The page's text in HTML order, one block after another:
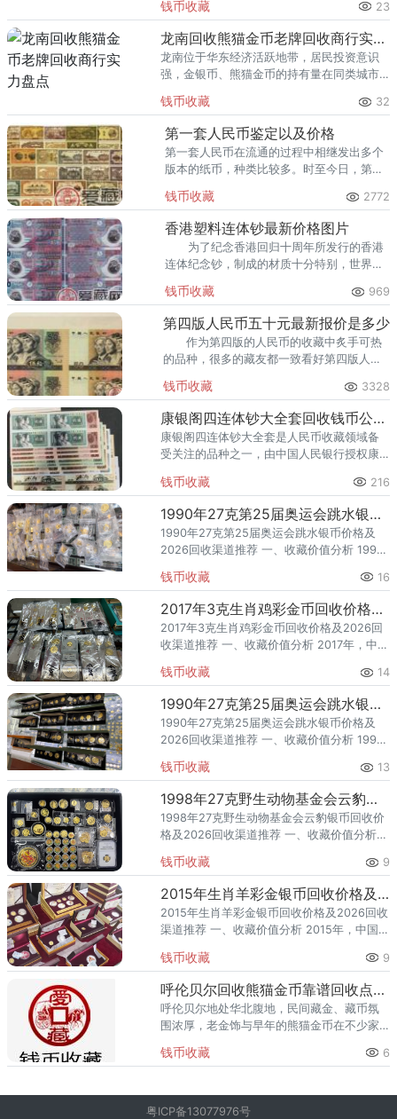
熊猫金币的需求就明显升温，但鱼龙混杂的
回收渠道里，能精准识别版别溢
钱币收藏 23
龙南回收熊猫金币老牌回收商行实力盘点
龙南位于华东经济活跃地带，居民投资意识
强，金银币、熊猫金币的持有量在同类城市
熊猫金币的需求就明显升温，但鱼龙混杂的
回收渠道里，能精准识别版别溢
钱币收藏 32
第一套人民币鉴定以及价格
第一套人民币在流通的过程中相继发出多个
版本的纸币，种类比较多。时至今日，第一
藏爱好者讨论的对象。
钱币收藏 2772
香港塑料连体钞最新价格图片
为了纪念香港回归十周年所发行的香港
连体纪念钞，制成的材质十分特别，世界上
地的节庆特色相结合，票面突显香港当地特
色。
钱币收藏 969
第四版人民币五十元最新报价是多少
作为第四版的人民币的收藏中炙手可热
的品种，很多的藏友都一致看好第四版人民
钱币收藏 3328
康银阁四连体钞大全套回收钱币公司推荐 康银阁四连体钞正规交易渠道
康银阁四连体钞大全套是人民币收藏领域备
受关注的品种之一，由中国人民银行授权康
四套人民币从1角到100元的全部四连体版
别，具有发行量少、存世稀缺
钱币收藏 216
1990年27克第25届奥运会跳水银币价格及2026回收渠道推荐
1990年27克第25届奥运会跳水银币价格及
2026回收渠道推荐 一、收藏价值分析 1990
跳水银币（第25届），隶属于体育题材，是
钱币收藏 16
2017年3克生肖鸡彩金币回收价格及2026回收渠道推荐
2017年3克生肖鸡彩金币回收价格及2026回
收渠道推荐 一、收藏价值分析 2017年，中国
肖贺岁题材，是具有官方权威背书的法定货
币类收藏品
钱币收藏 14
1990年27克第25届奥运会跳水银币价格及2026回收渠道推荐
1990年27克第25届奥运会跳水银币价格及
2026回收渠道推荐 一、收藏价值分析 1990
跳水银币（第25届），隶属体育题材。该品
钱币收藏 13
1998年27克野生动物基金会云豹银币回收价格及2026回收渠道推荐
1998年27克野生动物基金会云豹银币回收价
格及2026回收渠道推荐 一、收藏价值分析
基金会云豹银币，隶属贵金属纪念币。该品
种为银币、
钱币收藏 9
2015年生肖羊彩金银币回收价格及2026回收渠道推荐
2015年生肖羊彩金银币回收价格及2026回收
渠道推荐 一、收藏价值分析 2015年，中国人
岁题材。该品种为金银币（贵金属纪念
币），题材凝练了
钱币收藏 9
呼伦贝尔回收熊猫金币靠谱回收点及避坑指南
呼伦贝尔地处华北腹地，民间藏金、藏币氛
围浓厚，老金饰与早年的熊猫金币在不少家
藏友想把闲置熊猫金币变现，却担心只按克
钱币收藏 6
粤ICP备13077976号